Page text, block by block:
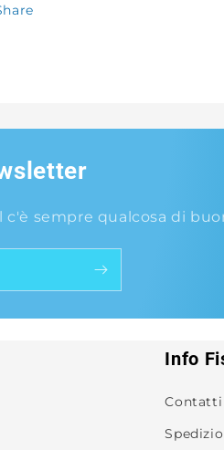
sempre qualcosa di
Info
Contatti